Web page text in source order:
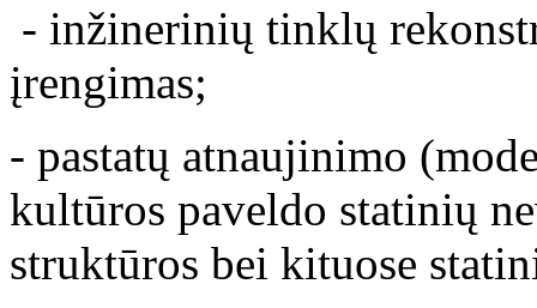
- inžinerinių tinklų
įrengimas;
- pastatų atnaujinimo
kultūros paveldo statinių
struktūros bei kituose